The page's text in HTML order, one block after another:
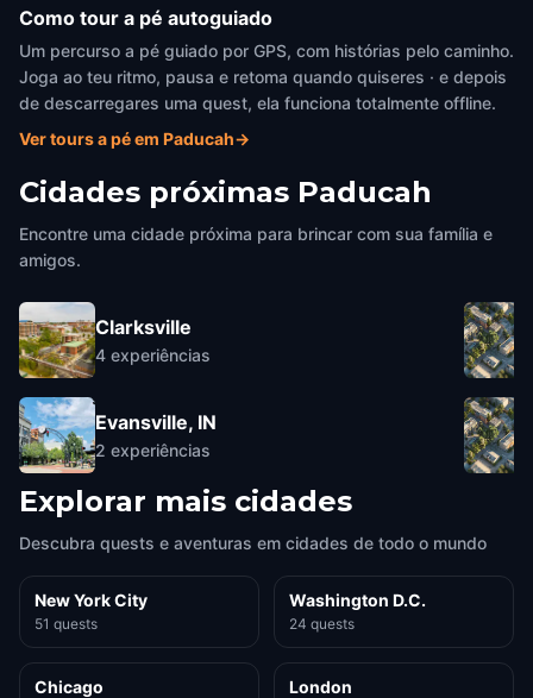
Como tour a pé autoguiado
Um percurso a pé guiado por GPS, com histórias pelo caminho.
Joga ao teu ritmo, pausa e retoma quando quiseres · e depois
de descarregares uma quest, ela funciona totalmente offline.
Ver tours a pé em Paducah→
Cidades próximas Paducah
Encontre uma cidade próxima para brincar com sua família e
amigos.
Clarksville
4 experiências
Evansville, IN
2 experiências
Explorar mais cidades
Descubra quests e aventuras em cidades de todo o mundo
New York City
51 quests
Washington D.C.
24 quests
Chicago London